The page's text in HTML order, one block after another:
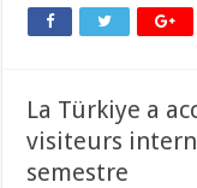
La Türkiye a
visiteurs
semestre